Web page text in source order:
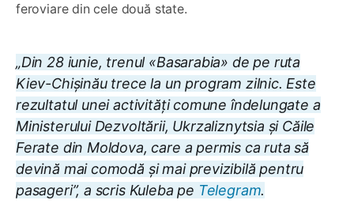
feroviare din cele două state.
„Din 28 iunie, trenul «Basarabia» de pe ruta
Kiev-Chișinău trece la un program zilnic. Este
rezultatul unei activități comune îndelungate a
Ministerului Dezvoltării, Ukrzaliznytsia și Căile
Ferate din Moldova, care a permis ca ruta să
devină mai comodă și mai previzibilă pentru
pasageri”, a scris Kuleba pe Telegram.